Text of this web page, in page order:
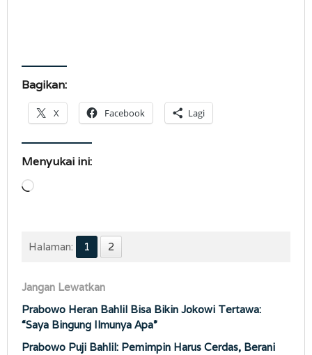
Bagikan:
X Facebook Lagi
Menyukai ini:
Memuat...
Halaman: 1 2
Jangan Lewatkan
Prabowo Heran Bahlil Bisa Bikin Jokowi Tertawa:
“Saya Bingung Ilmunya Apa”
Prabowo Puji Bahlil: Pemimpin Harus Cerdas, Berani